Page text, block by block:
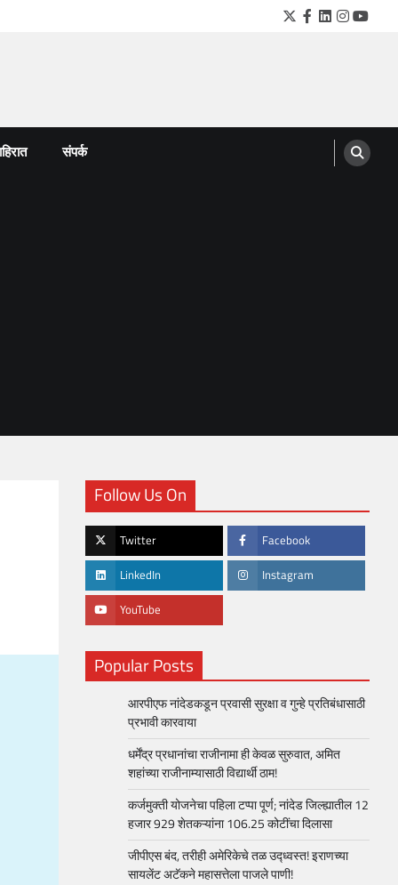
Twitter
Facebook
LinkedIn
संपर्क
Follow Us On
Twitter Facebook
LinkedIn Instagram
YouTube
Popular Posts
आरपीएफ नांदेडकडून प्रवासी सुरक्षा व गुन्हे प्रतिबंधासाठी
प्रभावी कारवाया
धर्मेंद्र प्रधानांचा राजीनामा ही केवळ सुरुवात, अमित
शहांच्या राजीनाम्यासाठी विद्यार्थी ठाम!
कर्जमुक्ती योजनेचा पहिला टप्पा पूर्ण; नांदेड जिल्ह्यातील 12
हजार 929 शेतकऱ्यांना 106.25 कोटींचा दिलासा
जीपीएस बंद, तरीही अमेरिकेचे तळ उद्ध्वस्त! इराणच्या
सायलेंट अटॅकने महासत्तेला पाजले पाणी!